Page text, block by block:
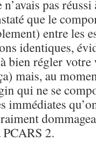
pas
que le
entre les
identiques,
bien régler
mais, au
qui ne se
immédiates
2.